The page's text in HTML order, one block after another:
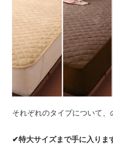
それぞれのタイプについて、
✔特大サイズまで手に入りま